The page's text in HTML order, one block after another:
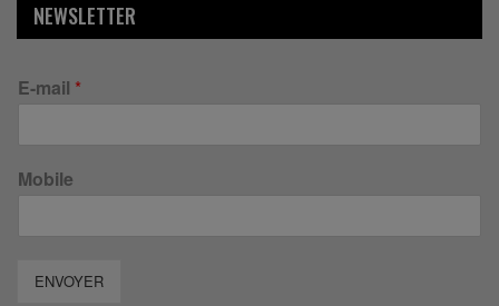
NEWSLETTER
E-mail *
Mobile
ENVOYER